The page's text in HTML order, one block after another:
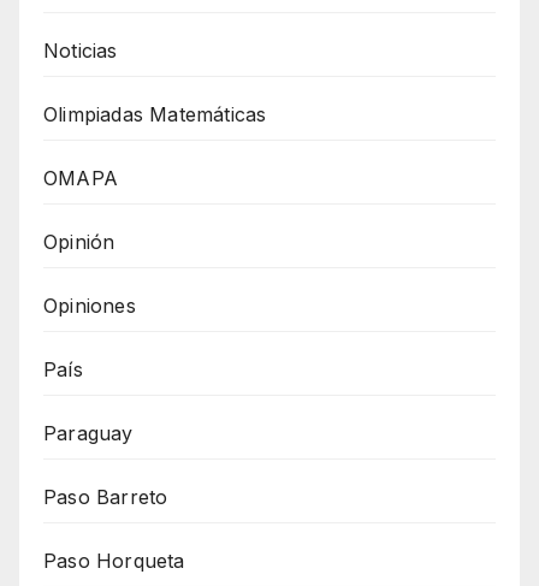
Noticias
Olimpiadas Matemáticas
OMAPA
Opinión
Opiniones
País
Paraguay
Paso Barreto
Paso Horqueta